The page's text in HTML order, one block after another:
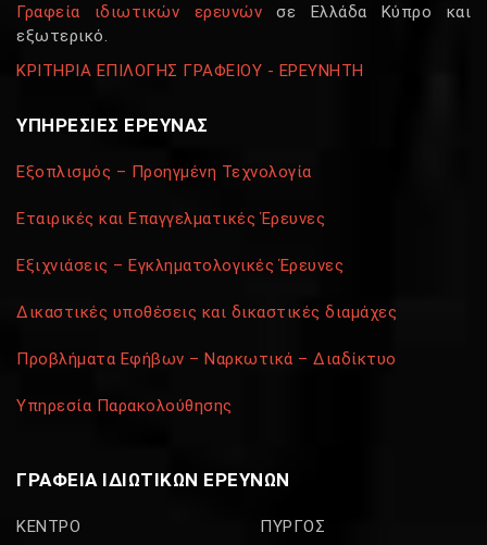
Γραφεία ιδιωτικών ερευνών σε Ελλάδα Κύπρο και
εξωτερικό.
ΚΡΙΤΗΡΙΑ ΕΠΙΛΟΓΗΣ ΓΡΑΦΕΙΟΥ - ΕΡΕΥΝΗΤΗ
ΥΠΗΡΕΣΙΕΣ ΕΡΕΥΝΑΣ
Εξοπλισμός – Προηγμένη Τεχνολογία
Εταιρικές και Επαγγελματικές Έρευνες
Εξιχνιάσεις – Εγκληματολογικές Έρευνες
Δικαστικές υποθέσεις και δικαστικές διαμάχες
Προβλήματα Εφήβων – Ναρκωτικά – Διαδίκτυο
Υπηρεσία Παρακολούθησης
ΓΡΑΦΕΙΑ ΙΔΙΩΤΙΚΩΝ ΕΡΕΥΝΩΝ
ΚΕΝΤΡΟ
ΠΥΡΓΟΣ